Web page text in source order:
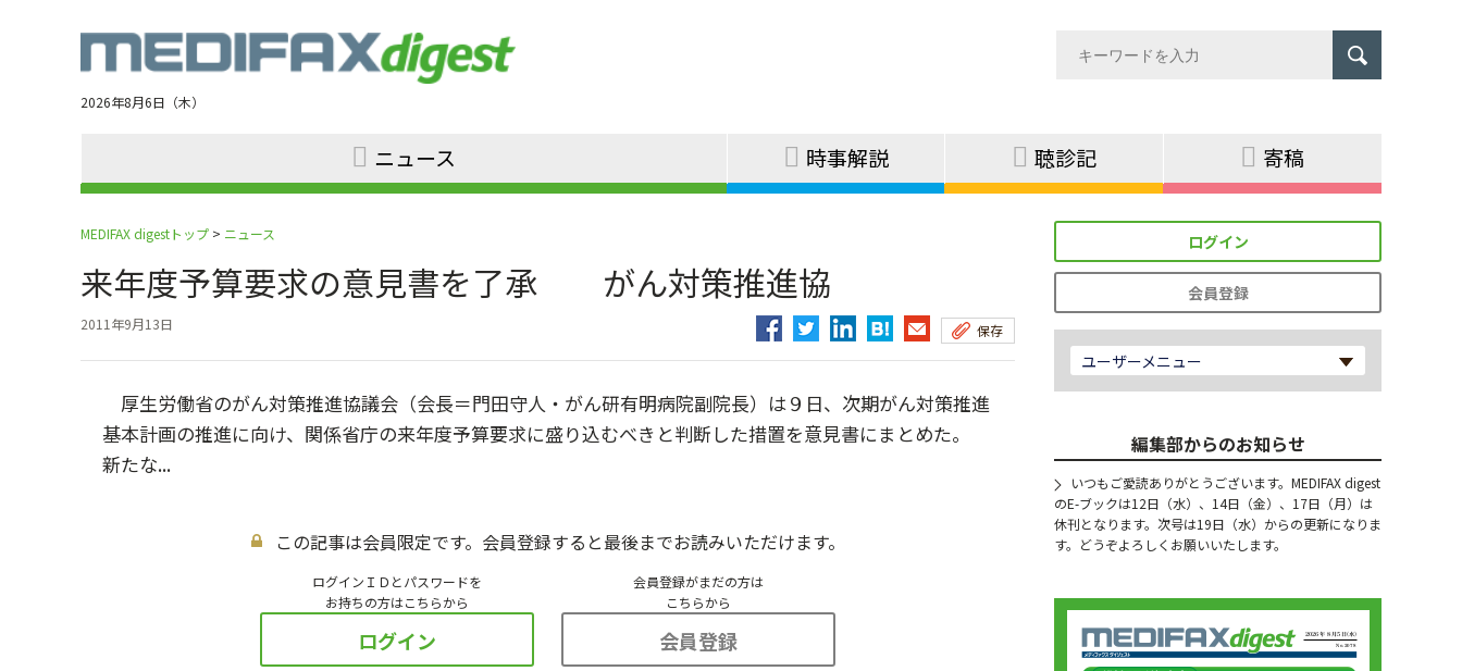
navigation
2026年8月6日（木）
ニュース 時事解説 聴診記 寄稿
MEDIFAX digestトップ > ニュース
来年度予算要求の意見書を了承 がん対策推進協
2011年9月13日 保存
厚生労働省のがん対策推進協議会（会長＝門田守人・がん研有明病院副院長）は９日、次期がん対策推進
基本計画の推進に向け、関係省庁の来年度予算要求に盛り込むべきと判断した措置を意見書にまとめた。
新たな...
この記事は会員限定です。会員登録すると最後までお読みいただけます。
ログインＩＤとパスワードを
お持ちの方はこちらから
ログイン
会員登録がまだの方は
こちらから
会員登録
ログイン
会員登録
ユーザーメニュー
編集部からのお知らせ
いつもご愛読ありがとうございます。MEDIFAX digest
のE-ブックは12日（水）、14日（金）、17日（月）は
休刊となります。次号は19日（水）からの更新になりま
す。どうぞよろしくお願いいたします。